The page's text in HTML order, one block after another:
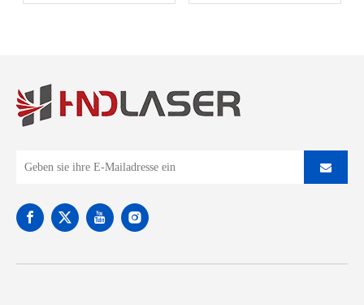
die Zukunft der Fertigung sind
die Produktidentifizierung und